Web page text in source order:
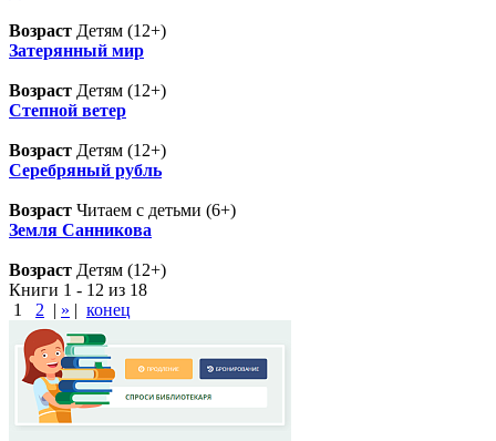
Возраст Детям (12+)
Затерянный мир
Возраст Детям (12+)
Степной ветер
Возраст Детям (12+)
Серебряный рубль
Возраст Читаем с детьми (6+)
Земля Санникова
Возраст Детям (12+)
Книги 1 - 12 из 18
1
2 | » | конец